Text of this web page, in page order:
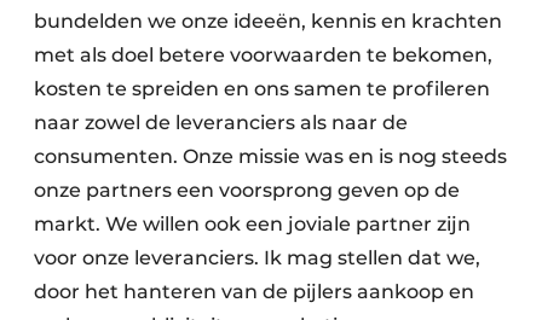
bundelden we onze ideeën, kennis en krachten
met als doel betere voorwaarden te bekomen,
kosten te spreiden en ons samen te profileren
naar zowel de leveranciers als naar de
consumenten. Onze missie was en is nog steeds
onze partners een voorsprong geven op de
markt. We willen ook een joviale partner zijn
voor onze leveranciers. Ik mag stellen dat we,
door het hanteren van de pijlers aankoop en